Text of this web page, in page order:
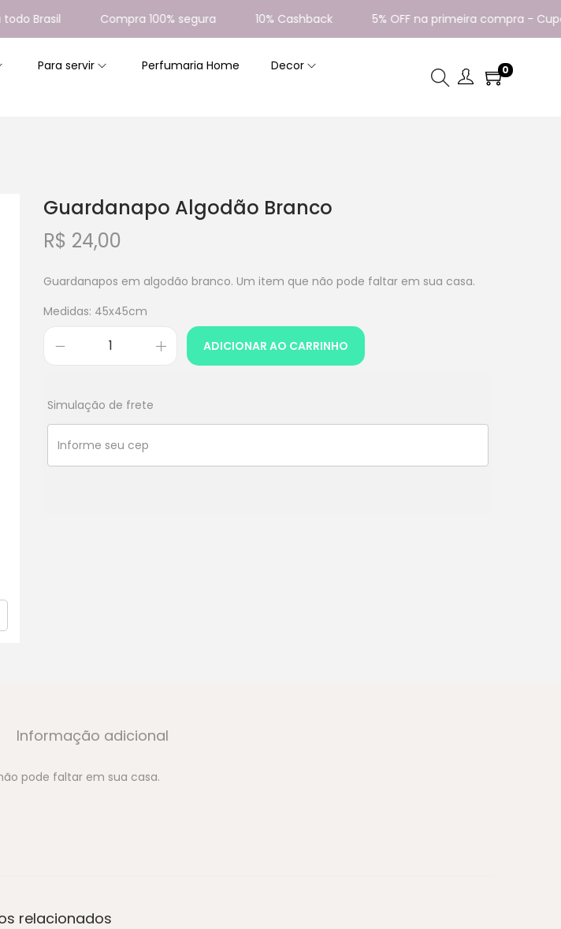
Brasil Compra 100% segura 10% Cashback 5% OFF na primeira compra - Cupom:
Para servir Perfumaria Home
Decor
0
Guardanapo Algodão Branco
R$ 24,00
Guardanapos em algodão branco. Um item que não pode faltar em sua casa.
Medidas: 45x45cm
ADICIONAR AO CARRINHO
Simulação de frete
Informação adicional
pode faltar em sua casa.
relacionados